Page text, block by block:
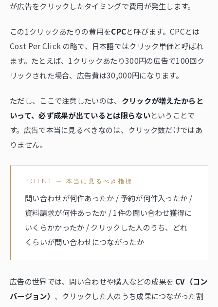
が広告をクリックしたタイミングで費用が発生します。
この1クリックあたりの費用をCPCと呼びます。CPCとは
Cost Per Click の略で、日本語ではクリック単価と呼ばれ
ます。たとえば、1クリックあたり300円の広告で100回ク
リックされた場合、広告費は30,000円になります。
ただし、ここで注意したいのは、 クリックが増えたからと
いって、必ず成果が出ているとは限らないということで
す。広告で本当に見るべきなのは、クリック数だけではあ
りません。
POINT — 本当に見るべき指標
問い合わせが何件あったか / 予約が何件入ったか /
資料請求が何件あったか / 1件の問い合わせ獲得に
いくらかかったか / クリックした人のうち、どれ
くらいが問い合わせにつながったか
広告の世界では、問い合わせや購入などの成果を CV（コン
バージョン） 、クリックした人のうち成果につながった割